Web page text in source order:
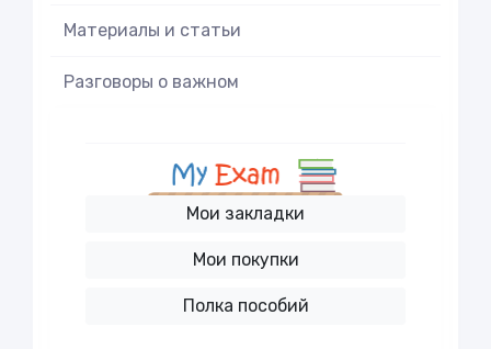
Материалы и статьи
Разговоры о важном
Мои закладки
Мои покупки
Полка пособий